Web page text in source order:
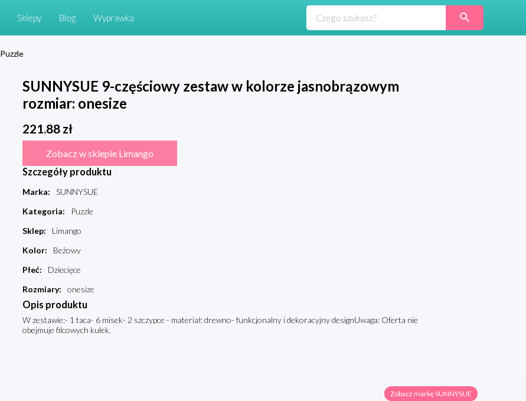
Sklepy Blog Wyprawka
Puzzle
SUNNYSUE 9-częściowy zestaw w kolorze jasnobrązowym
rozmiar: onesize
221.88zł
Zobacz w sklepie Limango
Szczegóły produktu
Marka:
SUNNYSUE
Kategoria:
Puzzle
Sklep:
Limango
Kolor:
Beżowy
Płeć:
Dziecięce
Rozmiary: onesize
Opis produktu
W zestawie:- 1 taca- 6 misek- 2 szczypce - materiał: drewno- funkcjonalny i dekoracyjny designUwaga: Oferta nie
obejmuje filcowych kulek.
Zobacz markę SUNNYSUE